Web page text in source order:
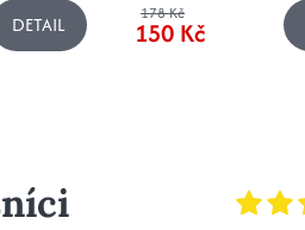
DETAIL 178 Kč
150 Kč